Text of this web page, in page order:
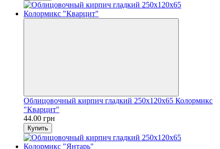
Облицовочный кирпич гладкий 250х120х65 Колормикс
"Кварцит"
44.00 грн
Купить